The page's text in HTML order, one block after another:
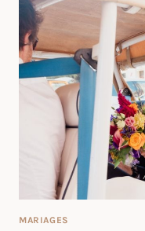
CHÂTEAU
FRANCE
MARIAGES